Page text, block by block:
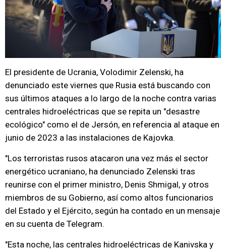
El presidente de Ucrania, Volodimir Zelenski, ha
denunciado este viernes que Rusia está buscando con
sus últimos ataques a lo largo de la noche contra varias
centrales hidroeléctricas que se repita un "desastre
ecológico" como el de Jersón, en referencia al ataque en
junio de 2023 a las instalaciones de Kajovka.
"Los terroristas rusos atacaron una vez más el sector
energético ucraniano, ha denunciado Zelenski tras
reunirse con el primer ministro, Denis Shmigal, y otros
miembros de su Gobierno, así como altos funcionarios
del Estado y el Ejército, según ha contado en un mensaje
en su cuenta de Telegram.
"Esta noche, las centrales hidroeléctricas de Kanivska y